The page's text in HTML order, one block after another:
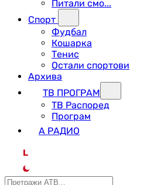
Питали смо...
Спорт
Фудбал
Кошарка
Тенис
Остали спортови
Архива
ТВ ПРОГРАМ
ТВ Распоред
Програм
А РАДИО
L